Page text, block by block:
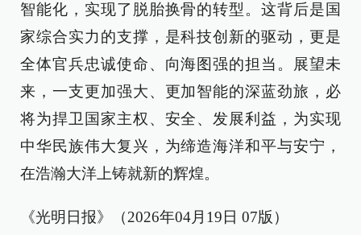
智能化，实现了脱胎换骨的转型。这背后是国
家综合实力的支撑，是科技创新的驱动，更是
全体官兵忠诚使命、向海图强的担当。展望未
来，一支更加强大、更加智能的深蓝劲旅，必
将为捍卫国家主权、安全、发展利益，为实现
中华民族伟大复兴，为缔造海洋和平与安宁，
在浩瀚大洋上铸就新的辉煌。
《光明日报》（2026年04月19日 07版）